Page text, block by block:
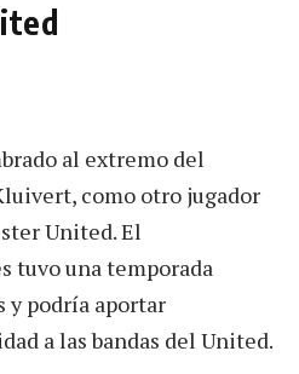
al extremo del
como otro jugador
United. El
tuvo una temporada
y podría aportar
a las bandas del United.